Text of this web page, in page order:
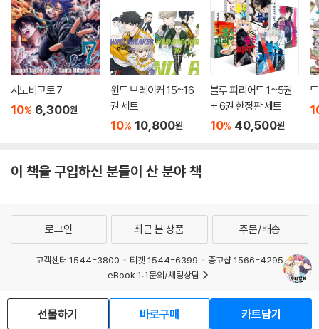
시노비고토 7
10% 6,300원
윈드 브레이커 15~16
권 세트
10% 10,800원
블루 피리어드 1~5권
+ 6권 한정판 세트
10% 40,500원
이 책을 구입하신 분들이 산 분야 책
선물하기 바로구매 카트담기
로그인 최근 본 상품 주문/배송
고객센터 1544-3800 티켓 1544-6399
중고샵 1566-4295
eBook 1:1문의/채팅상담
예스이십사(주) 사업자 정보
이용약관
개인정보처리방침
청소년보호정책